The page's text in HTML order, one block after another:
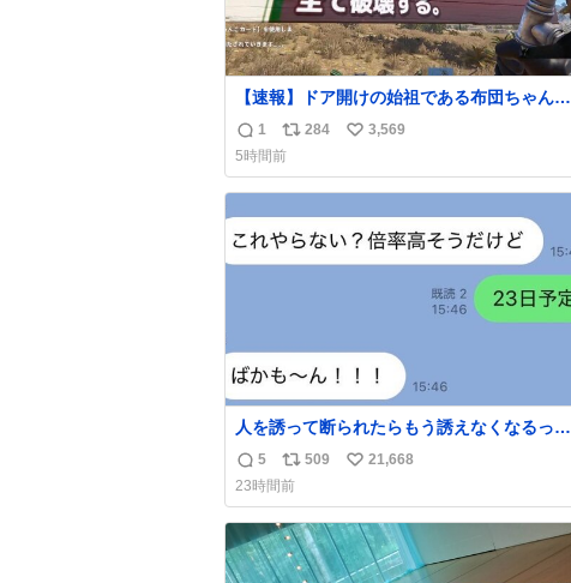
【速報】ドア開けの始祖である布団ちゃん。
ドア消しカード（UR）を入手。
返
信
数
1
リ
ポ
ス
ト
数
284
い
ね
数
3,569
5時間前
人を誘って断られたらもう誘えなくなるって
人、これ見て元気出してほしい
返
信
数
5
リ
ポ
ス
ト
数
509
い
ね
21,668
23時間前